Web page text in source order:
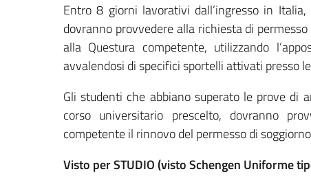
Entro 8 giorni lavorativi dall’ingresso in
dovranno provvedere alla richiesta di
alla Questura competente, utilizzando
avvalendosi di specifici sportelli attivati presso
Gli studenti che abbiano superato le prove di
corso universitario prescelto, dovranno
competente il rinnovo del permesso di
Visto per STUDIO (visto Schengen Uniforme